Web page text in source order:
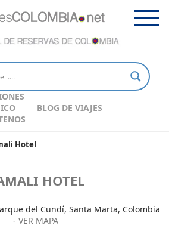
BLOG DE VIAJES
Hotel
HOTEL
del Cundí, Santa Marta, Colombia
- VER MAPA